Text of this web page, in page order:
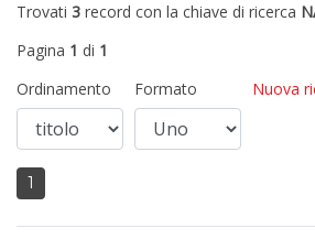
Trovati 3 record con la chiave di ricerca
Pagina 1 di 1
Ordinamento
Formato Nuova
1